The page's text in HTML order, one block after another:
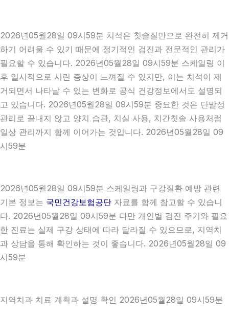
2026년05월28일 09시59분 치석은 칫솔질만으로 완전히 제거
하기 어려울 수 있기 때문에 정기적인 검진과 전문적인 관리가
필요할 수 있습니다. 2026년05월28일 09시59분 스케일링 이
후 일시적으로 시린 증상이 느껴질 수 있지만, 이는 치석이 제
거되면서 나타날 수 있는 변화로 공식 건강정보에서도 설명되
고 있습니다. 2026년05월28일 09시59분 중요한 것은 단발성
관리로 끝내지 않고 양치 습관, 치실 사용, 치간칫솔 사용처럼
일상 관리까지 함께 이어가는 것입니다. 2026년05월28일 09
시59분
2026년05월28일 09시59분 스케일링과 구강질환 예방 관련
기본 정보는 국민건강보험공단 자료를 함께 참고할 수 있습니
다. 2026년05월28일 09시59분 다만 개인별 검진 주기와 필요
한 진료는 실제 구강 상태에 따라 달라질 수 있으므로, 지역치
과 상담을 통해 확인하는 것이 좋습니다. 2026년05월28일 09
시59분
지역치과 치료 계획과 설명 확인 2026년05월28일 09시59분